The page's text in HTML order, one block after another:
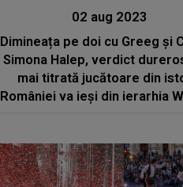
02 aug 2023
Dimineața pe doi cu Greeg și
Simona Halep, verdict
mai titrată jucătoare din
României va ieși din ierarhia